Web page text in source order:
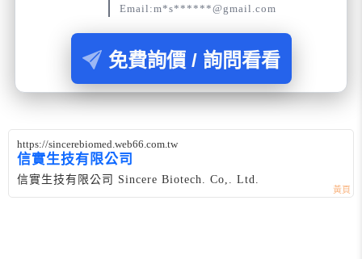
Email:m*s******@gmail.com
免費詢價 / 詢問看看
https://sincerebiomed.web66.com.tw
信實生技有限公司
信實生技有限公司 Sincere Biotech. Co,. Ltd.